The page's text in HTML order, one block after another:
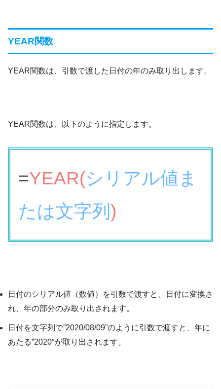
YEAR関数
YEAR関数は、引数で渡した日付の年のみ取り出します。
YEAR関数は、以下のように指定します。
=YEAR(シリアル値ま
たは文字列 )
日付のシリアル値（数値）を引数で渡すと、日付に変換さ
れ、年の部分のみ取り出されます。
日付を文字列で”2020/08/09”のように引数で渡すと、年に
あたる”2020″が取り出されます。